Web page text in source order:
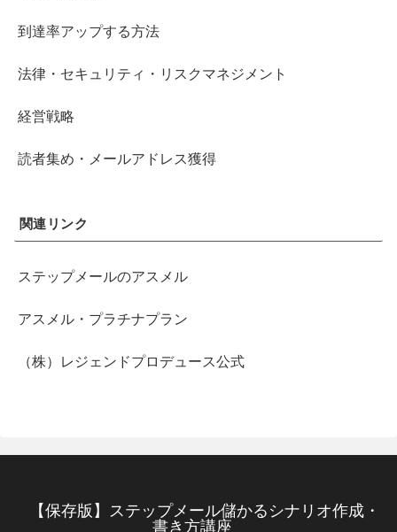
到達率アップする方法
法律・セキュリティ・リスクマネジメント
経営戦略
読者集め・メールアドレス獲得
関連リンク
ステップメールのアスメル
アスメル・プラチナプラン
（株）レジェンドプロデュース公式
【保存版】ステップメール儲かるシナリオ作成・
書き方講座